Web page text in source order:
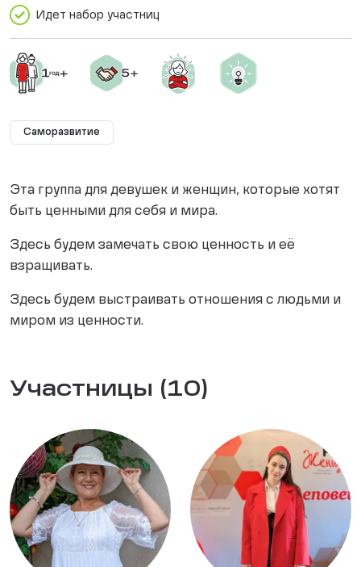
Идет набор участниц
Саморазвитие
Эта группа для девушек и женщин, которые хотят
быть ценными для себя и мира.
Здесь будем замечать свою ценность и её
взращивать.
Здесь будем выстраивать отношения с людьми и
миром из ценности.
Участницы (10)